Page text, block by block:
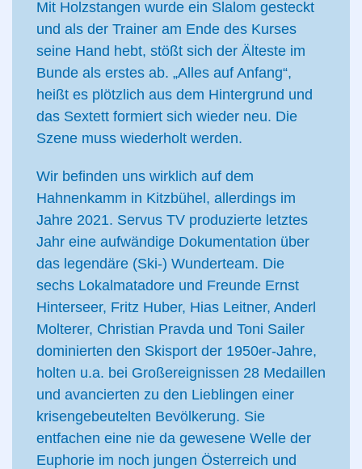
Mit Holzstangen wurde ein Slalom gesteckt
und als der Trainer am Ende des Kurses
seine Hand hebt, stößt sich der Älteste im
Bunde als erstes ab. „Alles auf Anfang“,
heißt es plötzlich aus dem Hintergrund und
das Sextett formiert sich wieder neu. Die
Szene muss wiederholt werden.
Wir befinden uns wirklich auf dem
Hahnenkamm in Kitzbühel, allerdings im
Jahre 2021. Servus TV produzierte letztes
Jahr eine aufwändige Dokumentation über
das legendäre (Ski-) Wunderteam. Die
sechs Lokalmatadore und Freunde Ernst
Hinterseer, Fritz Huber, Hias Leitner, Anderl
Molterer, Christian Pravda und Toni Sailer
dominierten den Skisport der 1950er-Jahre,
holten u.a. bei Großereignissen 28 Medaillen
und avancierten zu den Lieblingen einer
krisengebeutelten Bevölkerung. Sie
entfachen eine nie da gewesene Welle der
Euphorie im noch jungen Österreich und